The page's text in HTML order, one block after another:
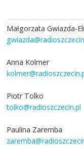
Małgorzata Gwiazda-
Anna Kolmer
Piotr Tolko
tolko@radioszczecin.pl
Paulina Zaremba